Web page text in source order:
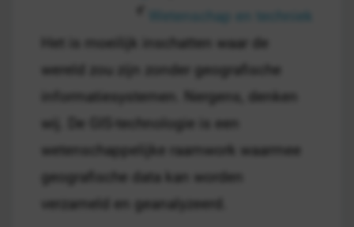
Wetenschap en techniek
Het is moeilijk inschatten waar de
wereld zou zijn zonder geografische
informatiesystemen. Nergens, denken
wij. De GIS-technologie is een
wetenschappelijke raamwork waarmee
geografische data kan worden
verzameld en geanalyzeerd.